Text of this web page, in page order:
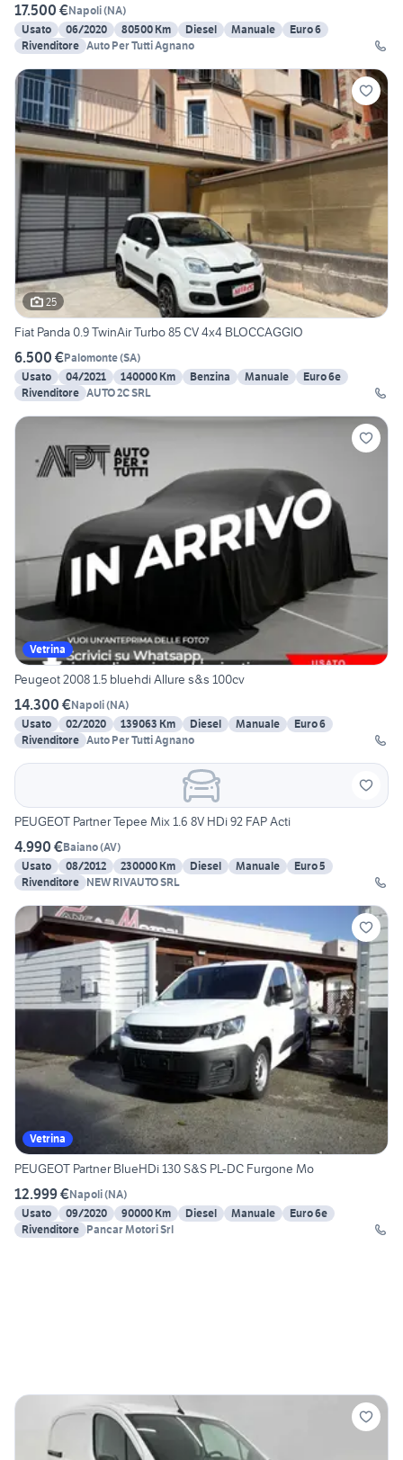
17.500 €Napoli(NA)
Usato
06/2020 80500 Km Diesel Manuale
Euro 6
Rivenditore Auto Per Tutti Agnano
25
Fiat Panda 0.9 TwinAir Turbo 85 CV 4x4 BLOCCAGGIO
6.500 €Palomonte(SA)
Usato
04/2021 140000 Km Benzina Manuale
Euro 6e
Rivenditore AUTO 2C SRL
Vetrina
Peugeot 2008 1.5 bluehdi Allure s&s 100cv
14.300 €Napoli(NA)
Usato
02/2020 139063 Km Diesel Manuale
Euro 6
Rivenditore Auto Per Tutti Agnano
PEUGEOT Partner Tepee Mix 1.6 8V HDi 92 FAP Acti
4.990 €Baiano(AV)
Usato
08/2012 230000 Km Diesel Manuale
Euro 5
Rivenditore NEW RIVAUTO SRL
Vetrina
PEUGEOT Partner BlueHDi 130 S&S PL-DC Furgone Mo
12.999 €Napoli(NA)
Usato
09/2020 90000 Km Diesel Manuale
Euro 6e
Rivenditore Pancar Motori Srl